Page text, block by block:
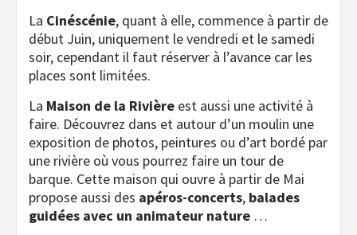
La Cinéscénie, quant à elle, commence à partir de
début Juin, uniquement le vendredi et le samedi
soir, cependant il faut réserver à l’avance car les
places sont limitées.
La Maison de la Rivière est aussi une activité à
faire. Découvrez dans et autour d’un moulin une
exposition de photos, peintures ou d’art bordé par
une rivière où vous pourrez faire un tour de
barque. Cette maison qui ouvre à partir de Mai
propose aussi des apéros-concerts, balades
guidées avec un animateur nature …